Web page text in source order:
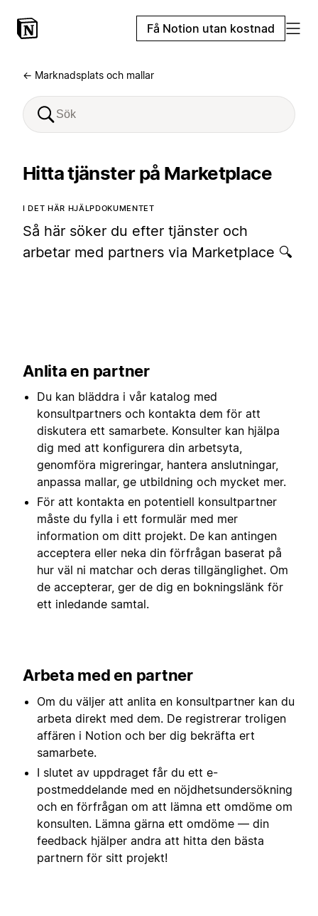
Få Notion utan kostnad
← Marknadsplats och mallar
Hitta tjänster på Marketplace
I DET HÄR HJÄLPDOKUMENTET
Så här söker du efter tjänster och
arbetar med partners via Marketplace 🔍
Anlita en partner
Du kan bläddra i vår katalog med
konsultpartners och kontakta dem för att
diskutera ett samarbete. Konsulter kan hjälpa
dig med att konfigurera din arbetsyta,
genomföra migreringar, hantera anslutningar,
anpassa mallar, ge utbildning och mycket mer.
För att kontakta en potentiell konsultpartner
måste du fylla i ett formulär med mer
information om ditt projekt. De kan antingen
acceptera eller neka din förfrågan baserat på
hur väl ni matchar och deras tillgänglighet. Om
de accepterar, ger de dig en bokningslänk för
ett inledande samtal.
Arbeta med en partner
Om du väljer att anlita en konsultpartner kan du
arbeta direkt med dem. De registrerar troligen
affären i Notion och ber dig bekräfta ert
samarbete.
I slutet av uppdraget får du ett e-
postmeddelande med en nöjdhetsundersökning
och en förfrågan om att lämna ett omdöme om
konsulten. Lämna gärna ett omdöme — din
feedback hjälper andra att hitta den bästa
partnern för sitt projekt!